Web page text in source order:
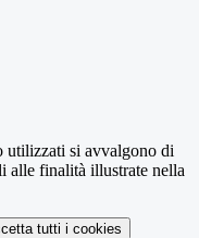
utilizzati si avvalgono di
alle finalità illustrate nella
tutti i cookies